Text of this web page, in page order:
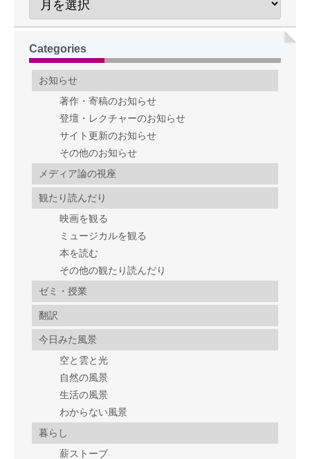
Categories
お知らせ
著作・寄稿のお知らせ
登壇・レクチャーのお知らせ
サイト更新のお知らせ
その他のお知らせ
メディア論の視座
観たり読んだり
映画を観る
ミュージカルを観る
本を読む
その他の観たり読んだり
ゼミ・授業
翻訳
今日みた風景
空と雲と光
自然の風景
生活の風景
わからない風景
暮らし
薪ストーブ